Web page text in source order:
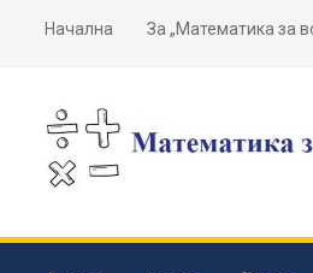
Начална За „Математика за